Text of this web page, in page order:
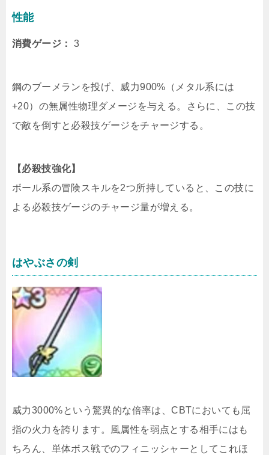
性能
消費ゲージ： 3
鋼のブーメランを投げ、威力900%（メタル系には
+20）の無属性物理ダメージを与える。さらに、この技
で敵を倒すと必殺技ゲージをチャージする。
【必殺技強化】
ボール系の冒険スキルを2つ所持していると、この技に
よる必殺技ゲージのチャージ量が増える。
はやぶさの剣
威力3000%という驚異的な倍率は、CBTにおいても屈
指の火力を誇ります。風属性を弱点とする相手にはも
ちろん、単体ボス戦でのフィニッシャーとしてこれほ